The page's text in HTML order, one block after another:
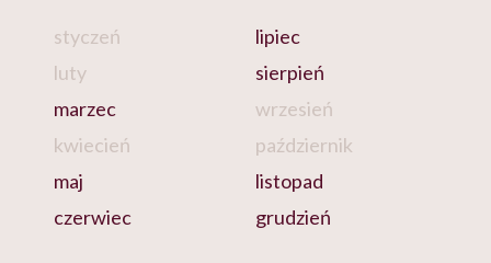
styczeń
luty
marzec
kwiecień
maj
czerwiec
lipiec
sierpień
wrzesień
październik
listopad
grudzień